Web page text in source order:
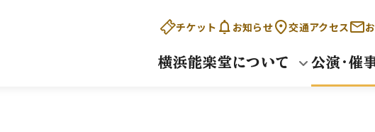
チケット お知らせ 交通アクセス
横浜能楽堂について 公演・催